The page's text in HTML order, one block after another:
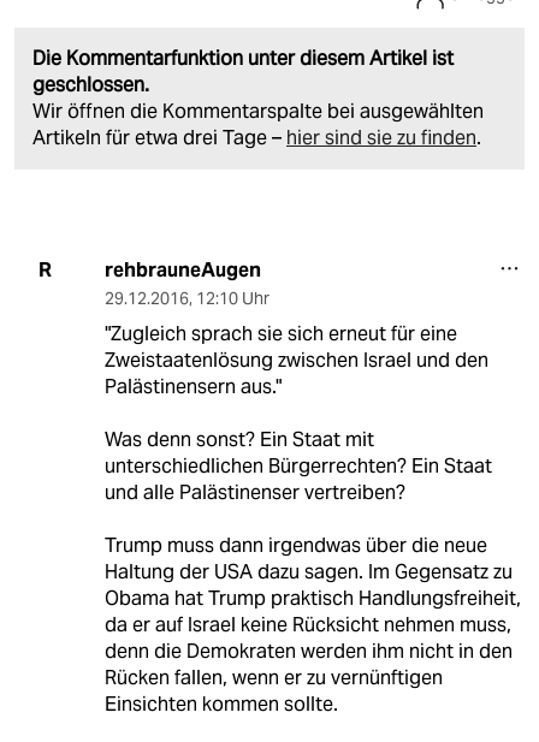
Die Kommentarfunktion unter diesem Artikel ist
geschlossen.
Wir öffnen die Kommentarspalte bei ausgewählten
Artikeln für etwa drei Tage – hier sind sie zu finden.
R rehbrauneAugen
29.12.2016, 12:10 Uhr
"Zugleich sprach sie sich erneut für eine
Zweistaatenlösung zwischen Israel und den
Palästinensern aus."
Was denn sonst? Ein Staat mit
unterschiedlichen Bürgerrechten? Ein Staat
und alle Palästinenser vertreiben?
Trump muss dann irgendwas über die neue
Haltung der USA dazu sagen. Im Gegensatz zu
Obama hat Trump praktisch Handlungsfreiheit,
da er auf Israel keine Rücksicht nehmen muss,
denn die Demokraten werden ihm nicht in den
Rücken fallen, wenn er zu vernünftigen
Einsichten kommen sollte.